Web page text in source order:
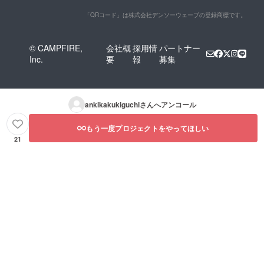
「QRコード」は株式会社デンソーウェーブの登録商標です。
© CAMPFIRE,
Inc.
会社概
要
採用情
報
パートナー
募集
ankikakukiguchiさんへアンコール
21
もう一度プロジェクトをやってほしい